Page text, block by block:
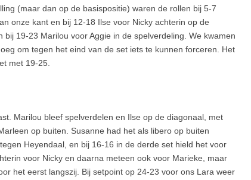
(maar dan op de basispositie) waren de rollen bij 5-7
onze kant en bij 12-18 Ilse voor Nicky achterin op de
19-23 Marilou voor Aggie in de spelverdeling. We kwamen
om tegen het eind van de set iets te kunnen forceren. Het
met 19-25.
Marilou bleef spelverdelen en Ilse op de diagonaal, met
op buiten. Susanne had het als libero op buiten
Heyendaal, en bij 16-16 in de derde set hield het voor
voor Nicky en daarna meteen ook voor Marieke, maar
het eerst langszij. Bij setpoint op 24-23 voor ons Lara weer